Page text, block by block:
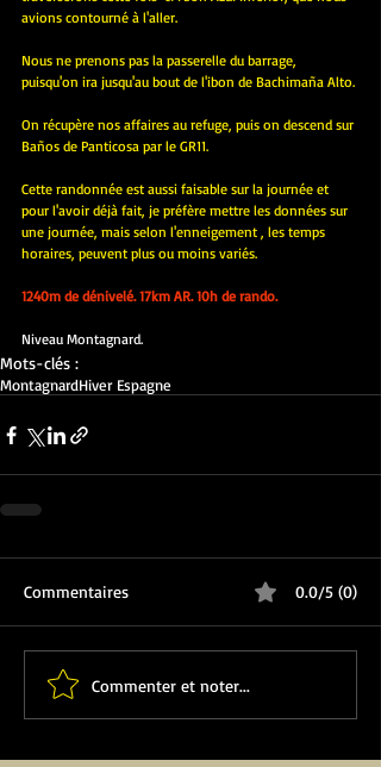
avions contourné à l'aller.
Nous ne prenons pas la passerelle du barrage,
puisqu'on ira jusqu'au bout de l'ibon de Bachimaña Alto.
On récupère nos affaires au refuge, puis on descend sur
Baños de Panticosa par le GR11.
Cette randonnée est aussi faisable sur la journée et
pour l'avoir déjà fait, je préfère mettre les données sur
une journée, mais selon l'enneigement , les temps
horaires, peuvent plus ou moins variés.
1240m de dénivelé. 17km AR. 10h de rando.
Niveau Montagnard.
Mots-clés :
MontagnardHiver Espagne
Commentaires 0.0/5 (0)
Commenter et noter...